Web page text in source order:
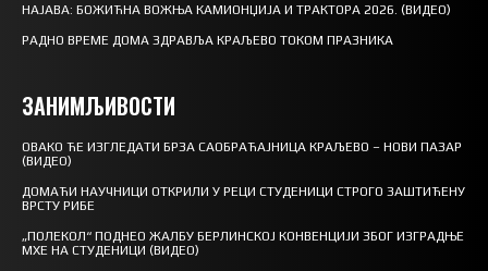
НАЈАВА: БОЖИЋНА ВОЖЊА КАМИОНЏИЈА И ТРАКТОРА 2026. (ВИДЕО)
РАДНО ВРЕМЕ ДОМА ЗДРАВЉА КРАЉЕВО ТОКОМ ПРАЗНИКА
ЗАНИМЉИВОСТИ
ОВАКО ЋЕ ИЗГЛЕДАТИ БРЗА САОБРАЋАЈНИЦА КРАЉЕВО – НОВИ ПАЗАР
(ВИДЕО)
ДОМАЋИ НАУЧНИЦИ ОТКРИЛИ У РЕЦИ СТУДЕНИЦИ СТРОГО ЗАШТИЋЕНУ
ВРСТУ РИБЕ
„ПОЛЕКОЛ“ ПОДНЕО ЖАЛБУ БЕРЛИНСКОЈ КОНВЕНЦИЈИ ЗБОГ ИЗГРАДЊЕ
МХЕ НА СТУДЕНИЦИ (ВИДЕО)